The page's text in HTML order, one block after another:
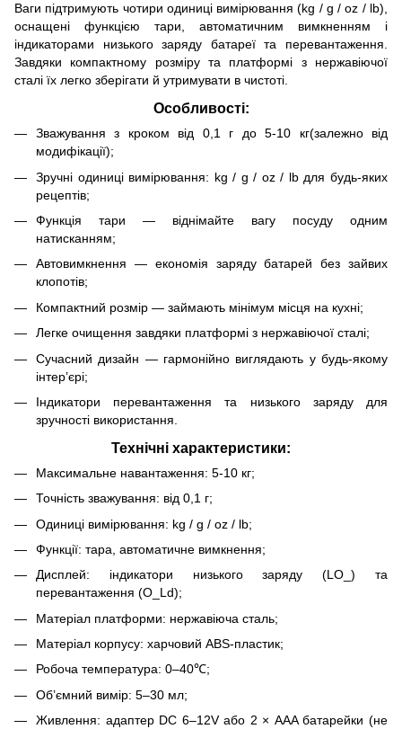
Ваги підтримують чотири одиниці вимірювання (kg / g / oz / lb),
оснащені функцією тари, автоматичним вимкненням і
індикаторами низького заряду батареї та перевантаження.
Завдяки компактному розміру та платформі з нержавіючої
сталі їх легко зберігати й утримувати в чистоті.
Особливості:
Зважування з кроком від 0,1 г до 5-10 кг(залежно від
модифікації);
Зручні одиниці вимірювання: kg / g / oz / lb для будь-яких
рецептів;
Функція тари — віднімайте вагу посуду одним
натисканням;
Автовимкнення — економія заряду батарей без зайвих
клопотів;
Компактний розмір — займають мінімум місця на кухні;
Легке очищення завдяки платформі з нержавіючої сталі;
Сучасний дизайн — гармонійно виглядають у будь-якому
інтер’єрі;
Індикатори перевантаження та низького заряду для
зручності використання.
Технічні характеристики:
Максимальне навантаження: 5-10 кг;
Точність зважування: від 0,1 г;
Одиниці вимірювання: kg / g / oz / lb;
Функції: тара, автоматичне вимкнення;
Дисплей: індикатори низького заряду (LO_) та
перевантаження (O_Ld);
Матеріал платформи: нержавіюча сталь;
Матеріал корпусу: харчовий ABS-пластик;
Робоча температура: 0–40℃;
Об’ємний вимір: 5–30 мл;
Живлення: адаптер DC 6–12V або 2 × AAA батарейки (не